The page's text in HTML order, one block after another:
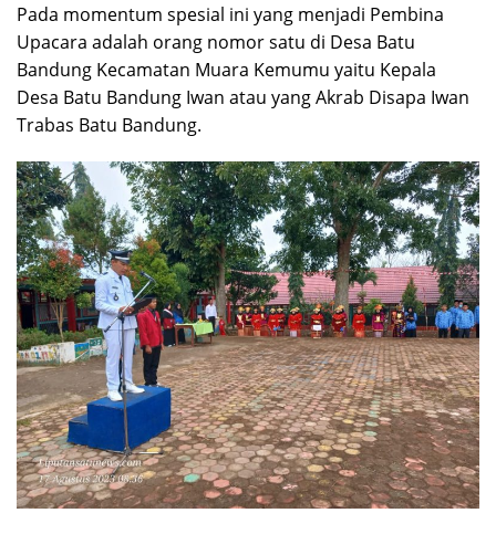
Pada momentum spesial ini yang menjadi Pembina
Upacara adalah orang nomor satu di Desa Batu
Bandung Kecamatan Muara Kemumu yaitu Kepala
Desa Batu Bandung Iwan atau yang Akrab Disapa Iwan
Trabas Batu Bandung.